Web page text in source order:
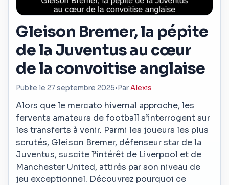
Gleison Bremer, la pépite
de la Juventus au cœur
de la convoitise anglaise
Publie le 27 septembre 2025• ParAlexis
Alors que le mercato hivernal approche, les
fervents amateurs de football s’interrogent sur
les transferts à venir. Parmi les joueurs les plus
scrutés, Gleison Bremer, défenseur star de la
Juventus, suscite l’intérêt de Liverpool et de
Manchester United, attirés par son niveau de
jeu exceptionnel. Découvrez pourquoi ce